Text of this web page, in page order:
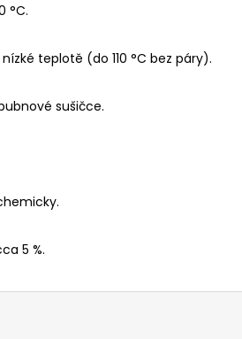
°C.
teplotě (do 110 °C bez páry).
sušičce.
5 %.